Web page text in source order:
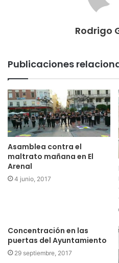
Rodrigo
Publicaciones
Asamblea contra el
maltrato mañana en El
Arenal
4 junio, 2017
Concentración en las
puertas del Ayuntamiento
29 septiembre, 2017